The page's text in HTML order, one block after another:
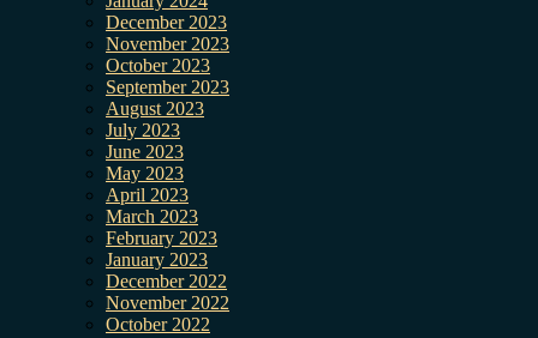
December 2023
November 2023
October 2023
September 2023
August 2023
July 2023
June 2023
May 2023
April 2023
March 2023
February 2023
January 2023
December 2022
November 2022
October 2022